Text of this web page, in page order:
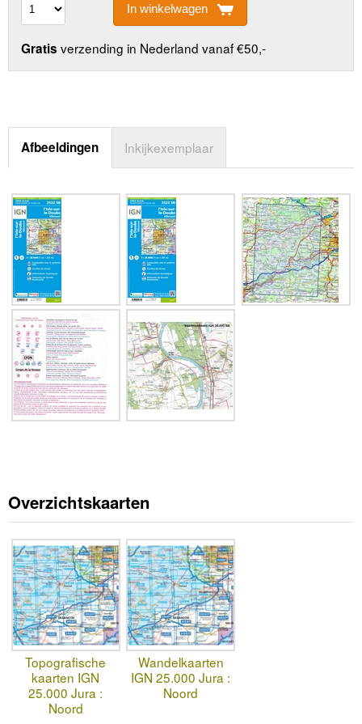
In winkelwagen
Gratis verzending in Nederland vanaf €50,-
Afbeeldingen Inkijkexemplaar
Overzichtskaarten
Topografische
kaarten IGN
25.000 Jura :
Noord
Wandelkaarten
IGN 25.000 Jura :
Noord